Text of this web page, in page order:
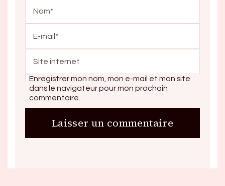
Enregistrer mon nom, mon e-mail et mon site
dans le navigateur pour mon prochain
commentaire.